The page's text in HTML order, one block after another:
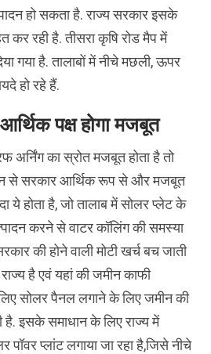
हो सकता है. राज्य सरकार इसके
कर रही है. तीसरा कृषि रोड मैप में
गया है. तालाबों में नीचे मछली, ऊपर
हो रहे हैं.
पक्ष होगा मजबूत
अर्निंग का स्रोत मजबूत होता है तो
से सरकार आर्थिक रूप से और मजबूत
ये होता है, जो तालाब में सोलर प्लेट के
करने से वाटर कॉलिंग की समस्या
की होने वाली मोटी खर्च बच जाती
है एवं यहां की जमीन काफी
सोलर पैनल लगाने के लिए जमीन की
है. इसके समाधान के लिए राज्य में
पॉवर प्लांट लगाया जा रहा है,जिसे नीचे